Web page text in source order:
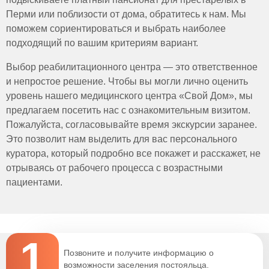
больного;
положительный психологический портрет, способность к
налаживанию отношений, решению конфликтов.
Перми или поблизости от дома, обратитесь к нам. Мы
поможем сориентироваться и выбрать наиболее
подходящий по вашим критериям вариант.
Выбор реабилитационного центра — это ответственное
и непростое решение. Чтобы вы могли лично оценить
уровень нашего медицинского центра «Свой Дом», мы
предлагаем посетить нас с ознакомительным визитом.
Пожалуйста, согласовывайте время экскурсии заранее.
Это позволит нам выделить для вас персонального
куратора, который подробно все покажет и расскажет, не
отрываясь от рабочего процесса с возрастными
пациентами.
1
Позвоните и получите информацию о
возможности заселения постояльца.